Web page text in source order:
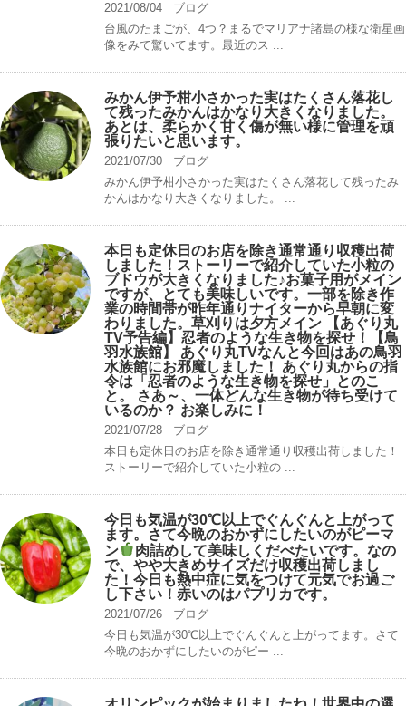
2021/08/04
ブログ
台風のたまごが、4つ？まるでマリアナ諸島の様な衛星画
像をみて驚いてます。最近のス ...
みかん伊予柑小さかった実はたくさん落花し
て残ったみかんはかなり大きくなりました。
あとは、柔らかく甘く傷が無い様に管理を頑
張りたいと思います。
2021/07/30
ブログ
みかん伊予柑小さかった実はたくさん落花して残ったみ
かんはかなり大きくなりました。 ...
本日も定休日のお店を除き通常通り収穫出荷
しました！ストーリーで紹介していた小粒の
ブドウが大きくなりました♪お菓子用がメイン
ですが、とても美味しいです。一部を除き作
業の時間帯が昨年通りナイターから早朝に変
わりました。草刈りは夕方メイン 【あぐり丸
TV予告編】忍者のような生き物を探せ！【鳥
羽水族館】 あぐり丸TVなんと今回はあの鳥羽
水族館にお邪魔しました！ あぐり丸からの指
令は「忍者のような生き物を探せ」とのこ
と。 さあ～、一体どんな生き物が待ち受けて
いるのか？ お楽しみに！
2021/07/28
ブログ
本日も定休日のお店を除き通常通り収穫出荷しました！
ストーリーで紹介していた小粒の ...
今日も気温が30℃以上でぐんぐんと上がって
ます。さて今晩のおかずにしたいのがピーマ
ン
肉詰めして美味しくだべたいです。なの
で、やや大きめサイズだけ収穫出荷しまし
た！今日も熱中症に気をつけて元気でお過ご
し下さい！赤いのはパプリカです。
2021/07/26
ブログ
今日も気温が30℃以上でぐんぐんと上がってます。さて
今晩のおかずにしたいのがピー ...